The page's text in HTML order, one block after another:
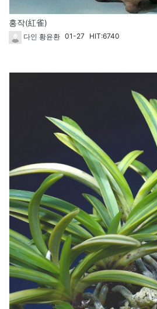
홍작(紅雀)
다인 황윤환 01-27 HIT:6740